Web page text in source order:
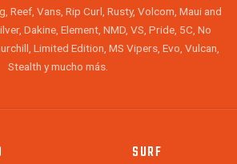
Reef, Vans, Rip Curl, Rusty, Volcom, Maui and
Dakine, Element, NMD, VS, Pride, 5C, No
Limited Edition, MS Vipers, Evo, Vulcan,
Stealth y mucho más.
SURF